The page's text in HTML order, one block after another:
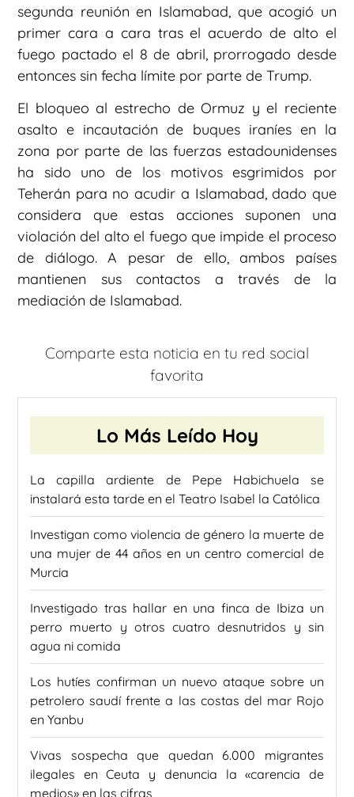
segunda reunión en Islamabad, que acogió un
primer cara a cara tras el acuerdo de alto el
fuego pactado el 8 de abril, prorrogado desde
entonces sin fecha límite por parte de Trump.
El bloqueo al estrecho de Ormuz y el reciente
asalto e incautación de buques iraníes en la
zona por parte de las fuerzas estadounidenses
ha sido uno de los motivos esgrimidos por
Teherán para no acudir a Islamabad, dado que
considera que estas acciones suponen una
violación del alto el fuego que impide el proceso
de diálogo. A pesar de ello, ambos países
mantienen sus contactos a través de la
mediación de Islamabad.
Comparte esta noticia en tu red social
favorita
Lo Más Leído Hoy
La capilla ardiente de Pepe Habichuela se
instalará esta tarde en el Teatro Isabel la Católica
Investigan como violencia de género la muerte de
una mujer de 44 años en un centro comercial de
Murcia
Investigado tras hallar en una finca de Ibiza un
perro muerto y otros cuatro desnutridos y sin
agua ni comida
Los hutíes confirman un nuevo ataque sobre un
petrolero saudí frente a las costas del mar Rojo
en Yanbu
Vivas sospecha que quedan 6.000 migrantes
ilegales en Ceuta y denuncia la «carencia de
medios» en las cifras